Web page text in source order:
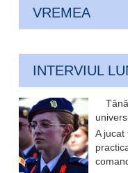
VREMEA
INTERVIUL
A jucat